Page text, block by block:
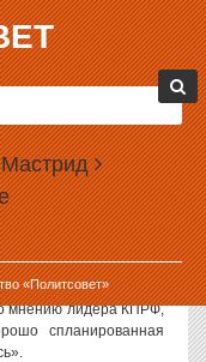
«Политсовет»
НАЙТИ
что направил в
о расследовании
последних господин
и съезд партии, а
Кроме того, по
пытались выгнать
мнению лидера КПРФ,
спланированная